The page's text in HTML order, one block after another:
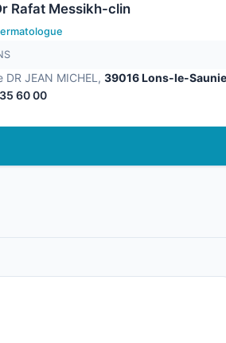
Rafat Messikh-clin
DR JEAN MICHEL, 39016 Lons-le-
60 00